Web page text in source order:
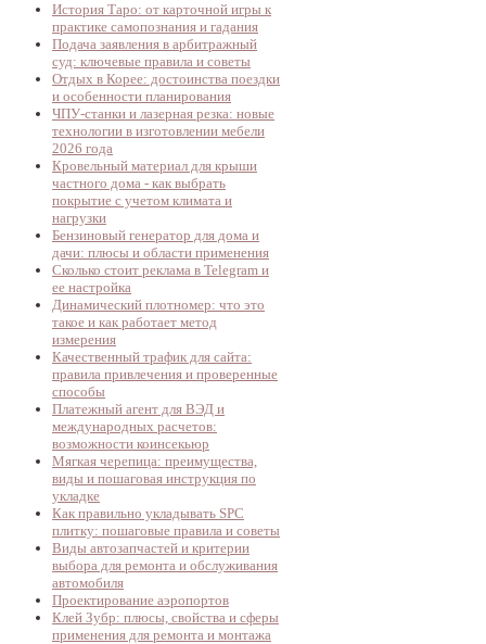
История Таро: от карточной игры к
практике самопознания и гадания
Подача заявления в арбитражный
суд: ключевые правила и советы
Отдых в Корее: достоинства поездки
и особенности планирования
ЧПУ-станки и лазерная резка: новые
технологии в изготовлении мебели
2026 года
Кровельный материал для крыши
частного дома - как выбрать
покрытие с учетом климата и
нагрузки
Бензиновый генератор для дома и
дачи: плюсы и области применения
Сколько стоит реклама в Telegram и
ее настройка
Динамический плотномер: что это
такое и как работает метод
измерения
Качественный трафик для сайта:
правила привлечения и проверенные
способы
Платежный агент для ВЭД и
международных расчетов:
возможности коинсекьюр
Мягкая черепица: преимущества,
виды и пошаговая инструкция по
укладке
Как правильно укладывать SPC
плитку: пошаговые правила и советы
Виды автозапчастей и критерии
выбора для ремонта и обслуживания
автомобиля
Проектирование аэропортов
Клей Зубр: плюсы, свойства и сферы
применения для ремонта и монтажа